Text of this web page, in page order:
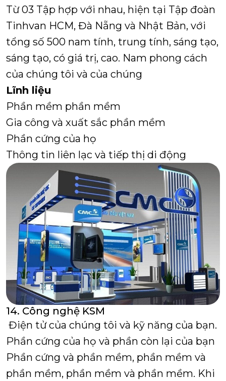
Từ 03 Tập hợp với nhau, hiện tại Tập đoàn
Tinhvan HCM, Đà Nẵng và Nhật Bản, với
tổng số 500 nam tính, trung tính, sáng tạo,
sáng tạo, có giá trị, cao. Nam phong cách
của chúng tôi và của chúng
Lĩnh liệu
Phần mềm phần mềm
Gia công và xuất sắc phần mềm
Phần cứng của họ
Thông tin liên lạc và tiếp thị di động
14. Công nghệ KSM
Điện tử của chúng tôi và kỹ năng của bạn.
Phần cứng của họ và phần còn lại của bạn
Phần cứng và phần mềm, phần mềm và
phần mềm, phần mềm và phần mềm. Khi